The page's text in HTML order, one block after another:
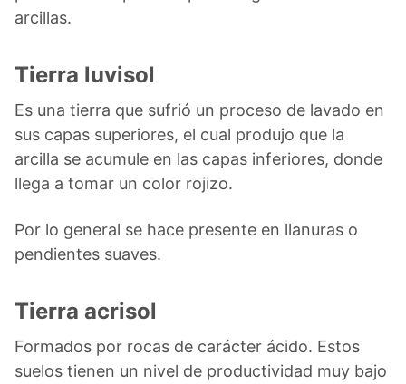
arcillas.
Tierra luvisol
Es una tierra que sufrió un proceso de lavado en
sus capas superiores, el cual produjo que la
arcilla se acumule en las capas inferiores, donde
llega a tomar un color rojizo.
Por lo general se hace presente en llanuras o
pendientes suaves.
Tierra acrisol
Formados por rocas de carácter ácido. Estos
suelos tienen un nivel de productividad muy bajo